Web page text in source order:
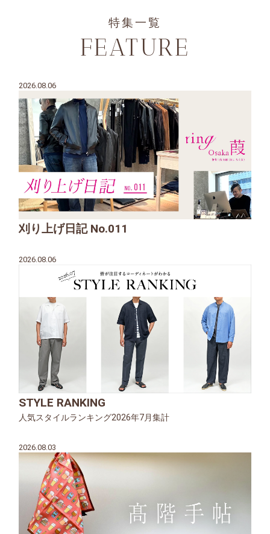
特集一覧
FEATURE
2026.08.06
刈り上げ日記 No.011
2026.08.06
STYLE RANKING
人気スタイルランキング2026年7月集計
2026.08.03